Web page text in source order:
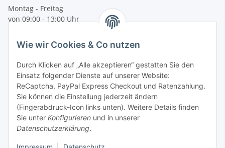
Montag - Freitag
von 09:00 - 13:00 Uhr
Tel: +49 (0) 5132 8230689
E-Mail:mail@texcorner.de
Wie wir Cookies & Co nutzen
Durch Klicken auf „Alle akzeptieren“ gestatten Sie den
Einsatz folgender Dienste auf unserer Website:
ReCaptcha, PayPal Express Checkout und Ratenzahlung.
Sie können die Einstellung jederzeit ändern
(Fingerabdruck-Icon links unten). Weitere Details finden
Sie unter Konfigurieren und in unserer
Datenschutzerklärung.